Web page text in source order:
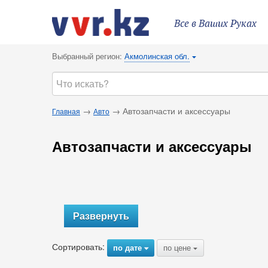
Все в Ваших Руках
Выбранный регион: Акмолинская обл. {
Главная → Авто → Автозапчасти и аксессуары
Автозапчасти и аксессуары
Развернуть
Сортировать: по дате{ по цене {